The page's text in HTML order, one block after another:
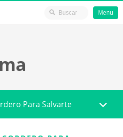
Menu
Para Salvarte